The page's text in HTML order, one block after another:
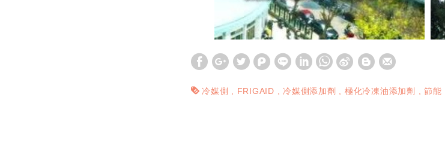
冷媒側 FRIGAID 冷媒側添加劑 極化冷凍油添加劑 節能